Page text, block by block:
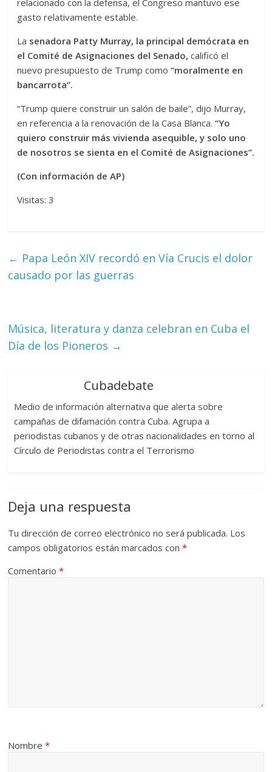
relacionado con la defensa, el Congreso mantuvo ese
gasto relativamente estable.
La senadora Patty Murray, la principal demócrata en
el Comité de Asignaciones del Senado, calificó el
nuevo presupuesto de Trump como“moralmente en
bancarrota”.
“Trump quiere construir un salón de baile”, dijo Murray,
en referencia a la renovación de la Casa Blanca.“Yo
quiero construir más vivienda asequible, y solo uno
de nosotros se sienta en el Comité de Asignaciones”.
(Con información de AP)
Visitas: 3
← Papa León XIV recordó en Vía Crucis el dolor
causado por las guerras
Música, literatura y danza celebran en Cuba el
Día de los Pioneros →
Cubadebate
Medio de información alternativa que alerta sobre
campañas de difamación contra Cuba. Agrupa a
periodistas cubanos y de otras nacionalidades en torno al
Círculo de Periodistas contra el Terrorismo
Deja una respuesta
Tu dirección de correo electrónico no será publicada. Los
campos obligatorios están marcados con*
Comentario*
Nombre*